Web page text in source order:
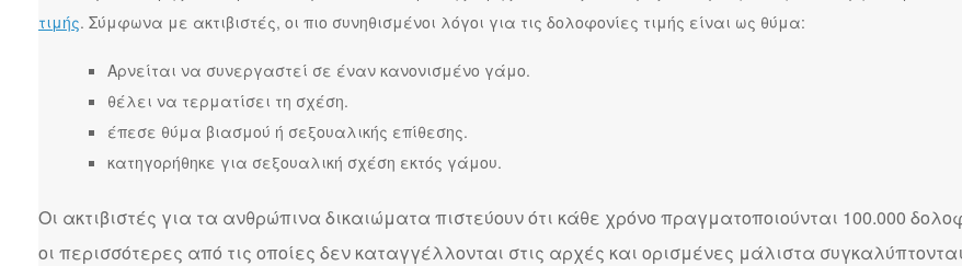
τιμής. Σύμφωνα με ακτιβιστές, οι πιο συνηθισμένοι λόγοι για τις δολοφονίες τιμής είναι ως θύμα:
Αρνείται να συνεργαστεί σε έναν κανονισμένο γάμο.
θέλει να τερματίσει τη σχέση.
έπεσε θύμα βιασμού ή σεξουαλικής επίθεσης.
κατηγορήθηκε για σεξουαλική σχέση εκτός γάμου.
Οι ακτιβιστές για τα ανθρώπινα δικαιώματα πιστεύουν ότι κάθε χρόνο πραγματοποιούνται 100.000
οι περισσότερες από τις οποίες δεν καταγγέλλονται στις αρχές και ορισμένες μάλιστα